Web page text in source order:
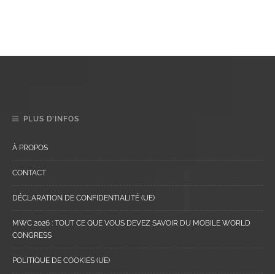
PLUS D’INFOS
À PROPOS
CONTACT
DÉCLARATION DE CONFIDENTIALITÉ (UE)
MWC 2026 : TOUT CE QUE VOUS DEVEZ SAVOIR DU MOBILE WORLD
CONGRESS
POLITIQUE DE COOKIES (UE)